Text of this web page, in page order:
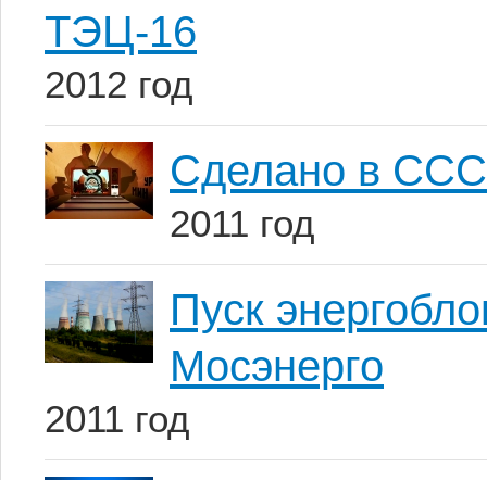
ТЭЦ-16
2012 год
Сделано в
2011 год
Пуск
Мосэнерго
2011 год